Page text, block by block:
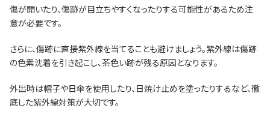
傷が開いたり、傷跡が目立ちやすくなったりする可能性があるため注
意が必要です。
さらに、傷跡に直接紫外線を当てることも避けましょう。紫外線は傷跡
の色素沈着を引き起こし、茶色い跡が残る原因となります。
外出時は帽子や日傘を使用したり、日焼け止めを塗ったりするなど、徹
底した紫外線対策が大切です。